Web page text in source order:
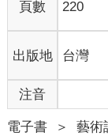
頁數 220
出版地 台灣
注音
電子書 ＞ 藝術